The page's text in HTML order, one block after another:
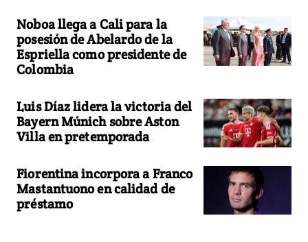
Noboa llega a Cali para la
posesión de Abelardo de la
Espriella como presidente de
Colombia
Luis Díaz lidera la victoria del
Bayern Múnich sobre Aston
Villa en pretemporada
Fiorentina incorpora a Franco
Mastantuono en calidad de
préstamo